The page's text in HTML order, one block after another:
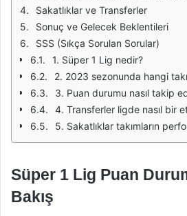
Sakatlıklar ve Transferler
Sonuç ve Gelecek Beklentileri
SSS (Sıkça Sorulan Sorular)
1. Süper 1 Lig nedir?
2. 2023 sezonunda hangi
3. Puan durumu nasıl takip
4. Transferler ligde nasıl bir
5. Sakatlıklar takımların
Süper 1 Lig Puan
Bakış